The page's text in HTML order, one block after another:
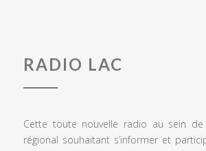
RADIO LAC
Cette toute nouvelle radio au sein
régional souhaitant s’informer et